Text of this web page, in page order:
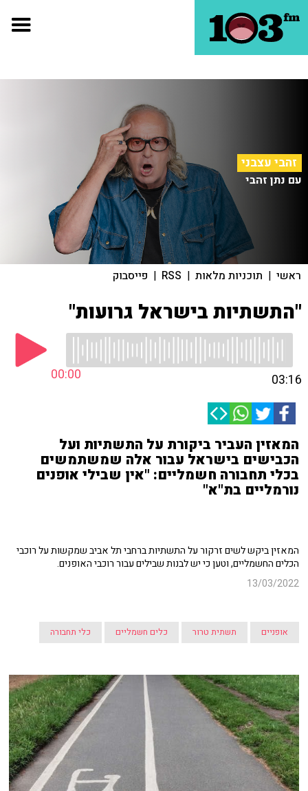
זהבי עצבני
עם נתן זהבי
ראשי | תוכניות מלאות |
RSS
| פייסבוק
"התשתיות בישראל גרועות"
00:00 03:16
המאזין העביר ביקורת על התשתיות ועל
הכבישים בישראל עבור אלה שמשתמשים
בכלי תחבורה חשמליים: "אין שבילי אופנים
נורמליים בת"א"
המאזין ביקש לשים זרקור על התשתיות ברחבי תל אביב שמקשות על רוכבי
הכלים החשמליים, וטען כי יש לבנות שבילים עבור רוכבי האופנים.
13/03/2022
אופניים תשתית טרור כלים חשמליים כלי תחבורה